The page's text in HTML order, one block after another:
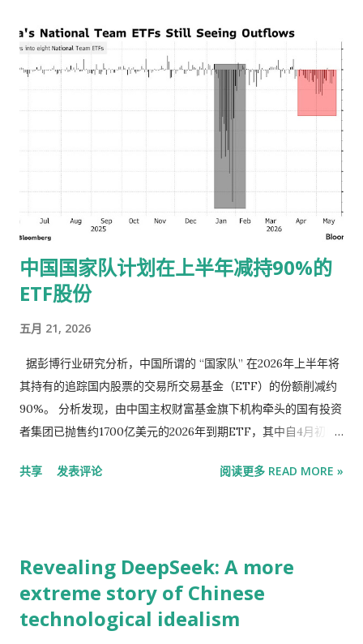
十大和二十届历次全会精神，认真落实四中全会部署，全面贯彻
习近平总书记关于“三农”工作的重要论述和重要指示精神，坚持
把解决好“三农”问题作为全党工作重中之重，坚持和加强党对“三
农”工作的全面领导，完整准确全面贯彻新发展理念，坚持稳中求
进工作总基调，坚持农业农村优先发展，坚持城乡融合发展，锚
定农业农村现代化，以推进乡村全面振兴为总抓手，以学习运用
“千万工程”经验为引领，以改革创新为根本动力，提高强农惠农
富农政策效能，守牢国家粮食安全底线，持续巩固拓展脱贫攻坚
成果，提升乡村产业发展水平、乡村建设水平、乡村治理水平，
努力把农业建成现代化大产业、使农村基本具备现代生活条件、
让农民生活更加富裕美好，为推进中国式现代化提供基础支撑。
一、提升农业综合生产能力和质量效益 （一）稳定发展粮油生
增产增收一起抓，加力实施新一轮千亿斤粮食产能提升行动，促
进良田良种良机良法集成增效，推进粮油作物大面积提单产。因
地制宜优化农业生产结构和区域布局，推动粮食品种培优和品质
提升，实施粮食流通提质增效项目，促进适销对路、优质优价。
巩固提升大豆产能，做好产销衔接...
中国国家队计划在上半年减持90%的
ETF股份
五月 21, 2026
据彭博行业研究分析，中国所谓的 “国家队” 在2026年上半年将
其持有的追踪国内股票的交易所交易基金（ETF）的份额削减约
90%。 分析发现，由中国主权财富基金旗下机构牵头的国有投资
者集团已抛售约1700亿美元的2026年到期ETF，其中自4月初以
场泡沫，此举可能给沪深300 指数带来压力 。 彭博行业研究分
多只ETF中的持仓比例降至 20%以下 ，这意味着这些持仓不再
需要披露。 阅读： 中国国家队退出ETF可能接近尾声，或将提振
沪深300指数 分析师表示：“全面清算可能至少需要八周时间，但
我们预计减持幅度将达到约90%，这将使他们的持股比例保持在
共享 发表评论 阅读更多 READ MORE »
Revealing DeepSeek: A more
extreme story of Chinese
technological idealism